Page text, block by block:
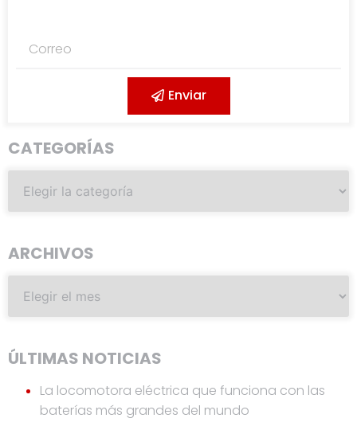
Enviar
CATEGORÍAS
ARCHIVOS
ÚLTIMAS NOTICIAS
La locomotora eléctrica que funciona con las
baterías más grandes del mundo